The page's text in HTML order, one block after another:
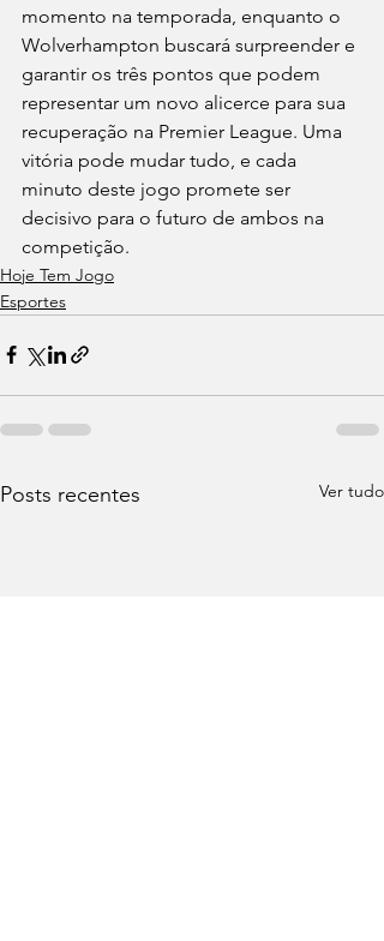
momento na temporada, enquanto o
Wolverhampton buscará surpreender e
garantir os três pontos que podem
representar um novo alicerce para sua
recuperação na Premier League. Uma
vitória pode mudar tudo, e cada
minuto deste jogo promete ser
decisivo para o futuro de ambos na
competição.
Hoje Tem Jogo
Esportes
Posts recentes Ver tudo